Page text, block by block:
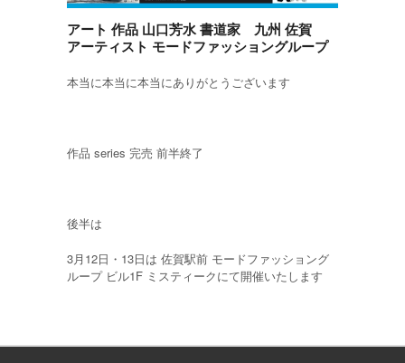
アート 作品 山口芳水 書道家 九州 佐賀
アーティスト モードファッショングループ
本当に本当に本当にありがとうございます
作品 series 完売 前半終了
後半は
3月12日・13日は 佐賀駅前 モードファッショング
ループ ビル1F ミスティークにて開催いたします